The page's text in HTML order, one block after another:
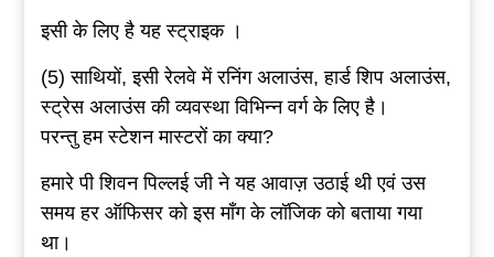
इसी के लिए है यह स्ट्राइक ।
(5) साथियों, इसी रेलवे में रनिंग अलाउंस, हार्ड शिप अलाउंस,
स्ट्रेस अलाउंस की व्यवस्था विभिन्न वर्ग के लिए है।
परन्तु हम स्टेशन मास्टरों का क्या?
हमारे पी शिवन पिल्लई जी ने यह आवाज़ उठाई थी एवं उस
समय हर ऑफिसर को इस माँग के लॉजिक को बताया गया
था।